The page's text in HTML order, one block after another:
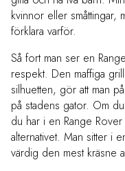
kvinnor eller småttingar,
förklara varför.
Så fort man ser en
respekt. Den maffiga
silhuetten, gör att man
på stadens gator. Om
du har i en Range
alternativet. Man sitter i
värdig den mest kräsne